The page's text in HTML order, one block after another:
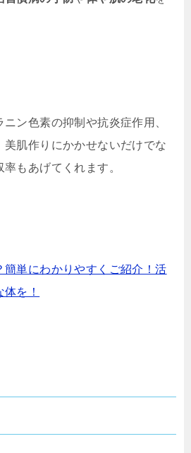
ン色素の抑制や抗炎症作用、
美肌作りにかかせないだけでな
もあげてくれます。
簡単にわかりやすくご紹介！活
を！